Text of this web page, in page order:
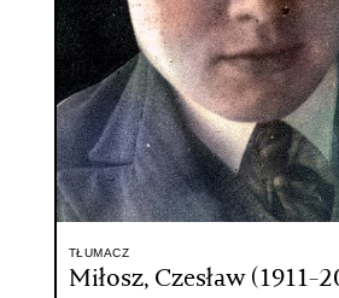
TŁUMACZ
Miłosz, Czesław (1911-